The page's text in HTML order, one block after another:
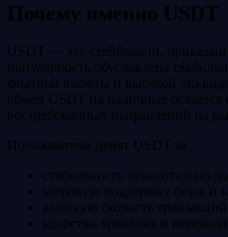
Почему именно USDT
USDT — это стейблкоин,
популярность обусловлена
фиатной валюты и высокой
обмен USDT на наличные
востребованных направлений на
Пользователи ценят USDT за:
стабильность относительно
широкую поддержку бирж и
высокую скорость
удобство хранения и перевода.